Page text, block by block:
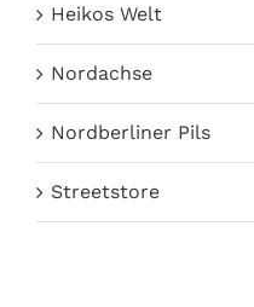
Heikos Welt
Nordachse
Nordberliner Pils
Streetstore